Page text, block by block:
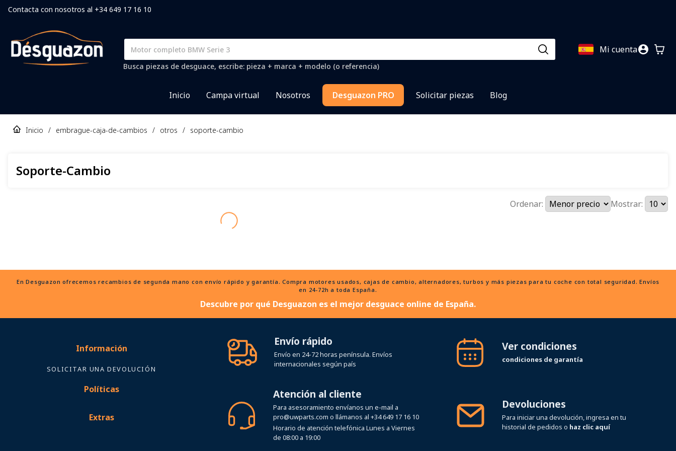
Contacta con nosotros al +34 649 17 16 10
Busca piezas de desguace, escribe: pieza + marca + modelo (o referencia)
Mi cuenta
Inicio Campa virtual Nosotros Desguazon PRO Solicitar piezas Blog
Inicio / embrague-caja-de-cambios / otros / soporte-cambio
Soporte-Cambio
Ordenar: Mostrar:
En Desguazon ofrecemos recambios de segunda mano con envío rápido y garantía. Compra motores usados, cajas de cambio, alternadores, turbos y más piezas para tu coche con total seguridad. Envíos
en 24-72h a toda España.
Descubre por qué Desguazon es el mejor desguace online de España.
Información
SOLICITAR UNA DEVOLUCIÓN
Políticas
Extras
Envío rápido
Envío en 24-72 horas península. Envíos
internacionales según país
Ver condiciones
condiciones de garantía
Atención al cliente
Para asesoramiento envíanos un e-mail a
pro@uwparts.com o llámanos al +34 649 17 16 10
Horario de atención telefónica Lunes a Viernes
de 08:00 a 19:00
Devoluciones
Para iniciar una devolución, ingresa en tu
historial de pedidos o haz clic aquí